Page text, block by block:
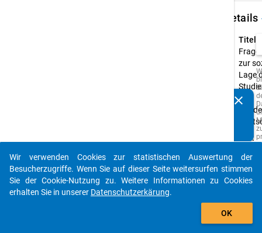
Details
Titel:
zur
Lage
der
Typ:
clear
auto_stories
add_shopping_cart
Wir verwenden Cookies zur statistischen Auswertung der
Besucherzugriffe. Wenn Sie auf dieser Seite weitersurfen stimmen
Sie der Cookie-Nutzung zu. Weitere Informationen zu Cookies
erhalten Sie in unserer Datenschutzerkärung.
OK